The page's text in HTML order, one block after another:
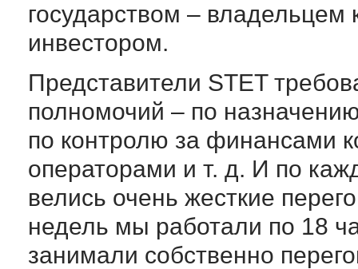
государством – владельцем
инвестором.
Представители STET
полномочий – по
по контролю за финансами
операторами и т. д. И по
велись очень жесткие
недель мы работали по 18
занимали собственно